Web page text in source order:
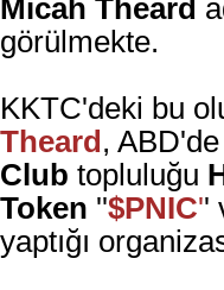
Micah Theard
görülmekte.
KKTC'deki bu
Theard ,
Club topluluğu
Token ''$PNIC''
yaptığı